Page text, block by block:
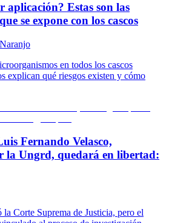
aplicación? Estas son las
se expone con los cascos
en todos los cascos
explican qué riesgos existen y cómo
Fernando Velasco,
la Ungrd, quedará en libertad:
Corte Suprema de Justicia, pero el